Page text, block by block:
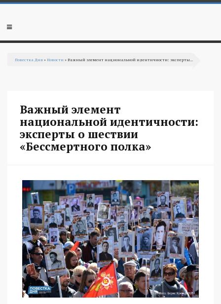
Перейти к основному содержанию
Мобильное
Повестка Дня »Новости » Важный элемент национальной идентичности: эксперты...
Важный элемент
национальной идентичности:
эксперты о шествии
«Бессмертного полка»